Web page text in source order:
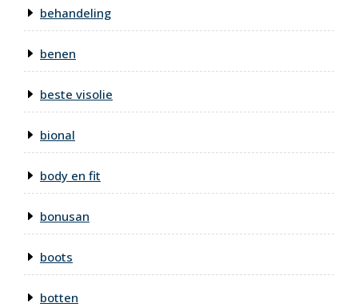
behandeling
benen
beste visolie
bional
body en fit
bonusan
boots
botten